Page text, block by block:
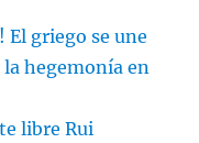
El griego se une
hegemonía en
libre Rui